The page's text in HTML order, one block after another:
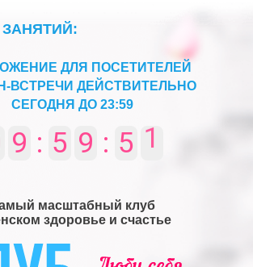
ЗАНЯТИЙ:
масштабный клуб
здоровье и счастье
ДЛЯ ПОСЕТИТЕЛЕЙ
ВСТРЕЧИ ДЕЙСТВИТЕЛЬНО
СЕГОДНЯ ДО 23:59
9 : 5 9 : 5
4
0